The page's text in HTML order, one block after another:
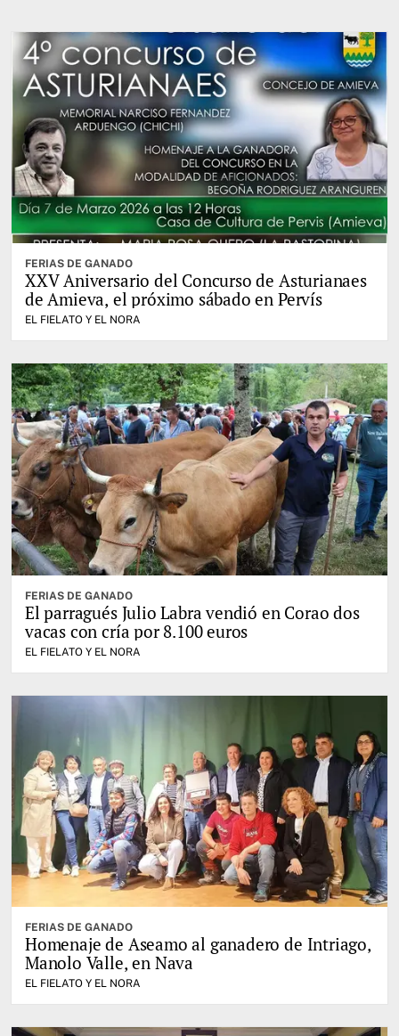
FERIAS DE GANADO
XXV Aniversario del Concurso de Asturianaes
de Amieva, el próximo sábado en Pervís
EL FIELATO Y EL NORA
FERIAS DE GANADO
El parragués Julio Labra vendió en Corao dos
vacas con cría por 8.100 euros
EL FIELATO Y EL NORA
FERIAS DE GANADO
Homenaje de Aseamo al ganadero de Intriago,
Manolo Valle, en Nava
EL FIELATO Y EL NORA